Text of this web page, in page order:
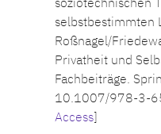
selbstbestimmten
Roßnagel/
Privatheit und
Fachbeiträge.
10.1007/978-3-
Access]